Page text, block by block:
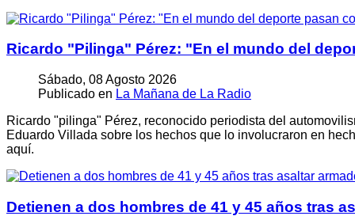
Ricardo "Pilinga" Pérez: "En el mundo del
Sábado, 08 Agosto 2026
Publicado en La Mañana de La Radio
Ricardo "pilinga" Pérez, reconocido periodista del
Eduardo Villada sobre los hechos que lo involucraron en
aquí.
Detienen a dos hombres de 41 y 45 años tras